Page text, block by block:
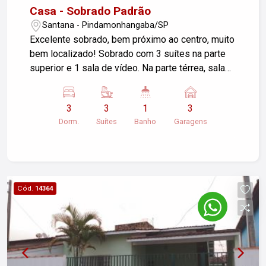
potencial de valorização! Agende sua visita e
descubra todo o potencial que este imóvel tem
para oferecer. Seu projeto de vida começa aqui!
Casa - Sobrado Padrão
Santana - Pindamonhangaba/SP
Excelente sobrado, bem próximo ao centro, muito
bem localizado! Sobrado com 3 suítes na parte
superior e 1 sala de vídeo. Na parte térrea, sala
fundos, área de serviço, escritório, banheiro e
área gourmet completa! Aceita permuta.
3
Dorm.
3
Suítes
1
Banho
3
Garagens
Cód. 14364